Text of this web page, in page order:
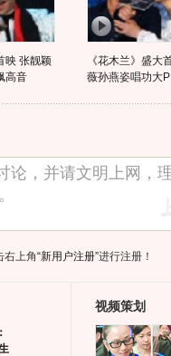
映 张靓颖
高音
《花木兰》盛大
薇孙燕姿唱功大
右上角“新用户注册”进行注册！
视频策划